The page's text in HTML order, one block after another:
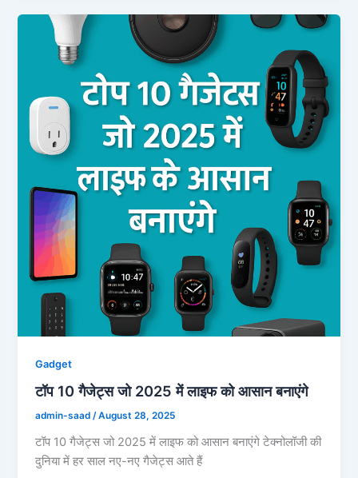
Gadget
टॉप 10 गैजेट्स जो 2025 में लाइफ को आसान बनाएंगे
admin-saad/August 28, 2025
टॉप 10 गैजेट्स जो 2025 में लाइफ को आसान बनाएंगे टेक्नोलॉजी की
दुनिया में हर साल नए-नए गैजेट्स आते हैं